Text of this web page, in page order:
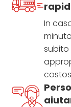
In
subito